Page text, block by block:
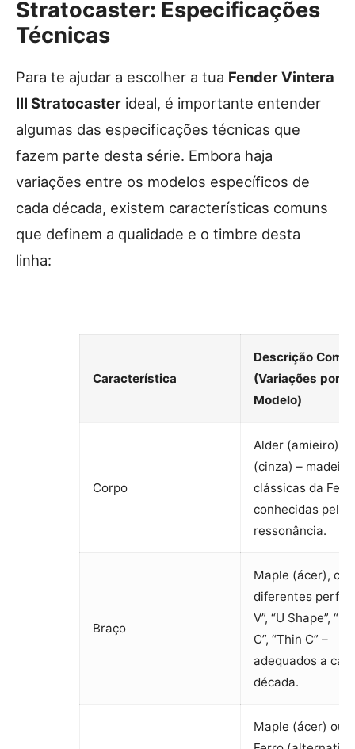
Stratocaster: Especificações
Técnicas
Para te ajudar a escolher a tua Fender Vintera
III Stratocaster ideal, é importante entender
algumas das especificações técnicas que
fazem parte desta série. Embora haja
variações entre os modelos específicos de
cada década, existem características comuns
que definem a qualidade e o timbre desta
linha:
Característica
Descrição
(Variações por
Modelo)
Corpo
Alder (amieiro)
(cinza) –
clássicas da
conhecidas pela
ressonância.
Braço
Maple (ácer),
diferentes perfis:
V”, “U Shape”,
C”, “Thin C” –
adequados a
década.
Maple (ácer) ou